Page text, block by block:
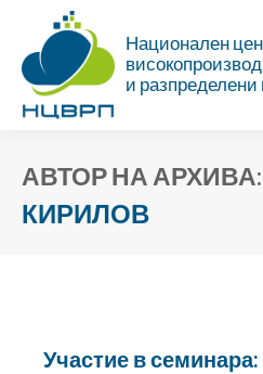
Национален
и
АВТОР НА АРХИВА:
КИРИЛОВ
Участие в